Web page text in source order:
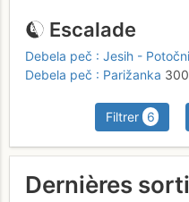
Escalade
Debela peč : Jesih -
Debela peč : Parižanka 300
Filtrer 6
Dernières